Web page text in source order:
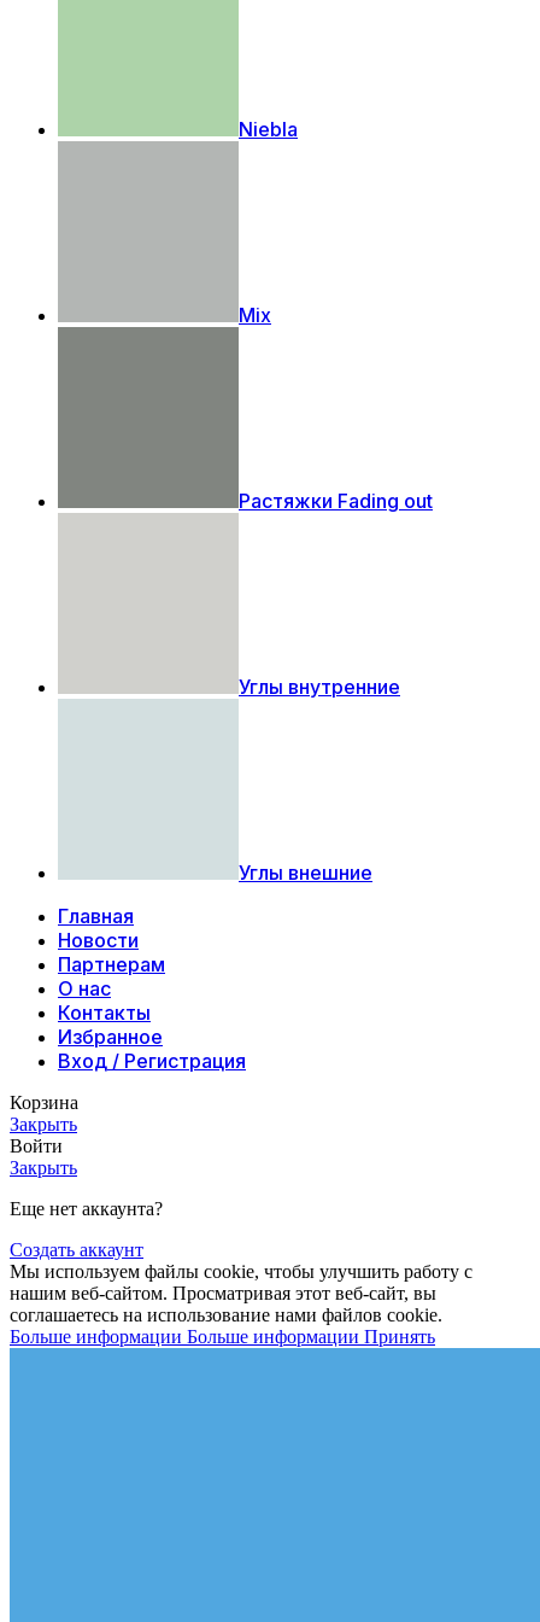
Niebla
Mix
Растяжки Fading out
Углы внутренние
Углы внешние
Главная
Новости
Партнерам
О нас
Контакты
Избранное
Вход / Регистрация
Корзина
Закрыть
Войти
Закрыть
Еще нет аккаунта?
Создать аккаунт
Мы используем файлы cookie, чтобы улучшить работу с
нашим веб-сайтом. Просматривая этот веб-сайт, вы
соглашаетесь на использование нами файлов cookie.
Больше информации Больше информации Принять